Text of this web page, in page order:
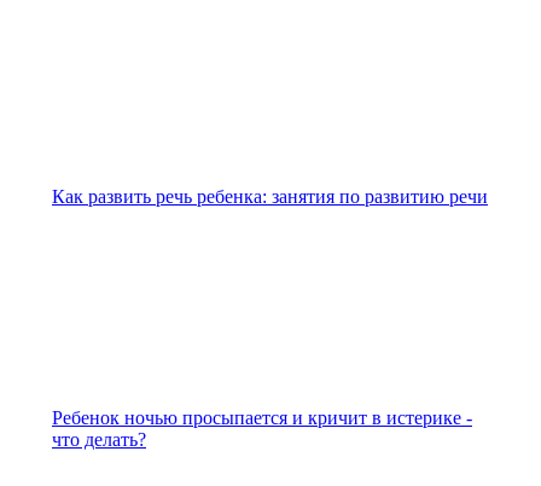
Как развить речь ребенка: занятия по развитию речи
Ребенок ночью просыпается и кричит в истерике -
что делать?